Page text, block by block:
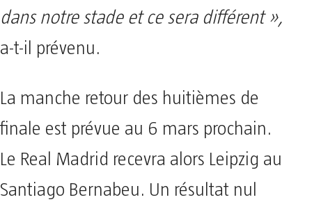
dans notre stade et ce sera différent »,
a-t-il prévenu.
La manche retour des huitièmes de
finale est prévue au 6 mars prochain.
Le Real Madrid recevra alors Leipzig au
Santiago Bernabeu. Un résultat nul